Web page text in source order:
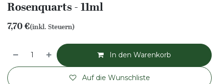
Rosenquarts - 11ml
7,70€(inkl. Steuern)
In den Warenkorb
Auf die Wunschliste